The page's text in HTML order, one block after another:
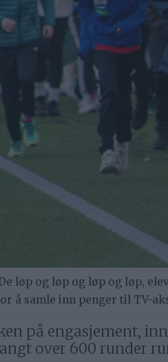
De løp og løp og løp og løp,
å samle inn penger til TV-
på engasjement,
over 600 runder